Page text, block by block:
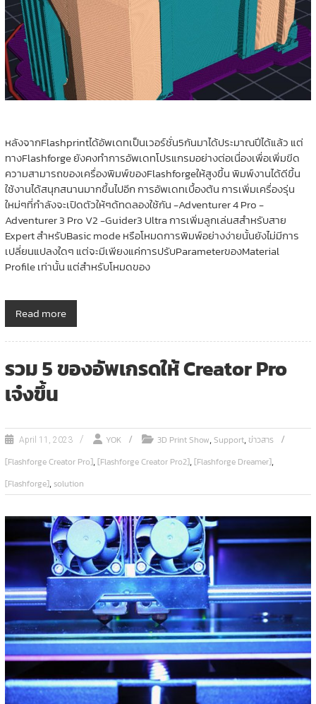
หลังจากFlashprintได้อัพเดทเป็นเวอร์ชั่น5กันมาได้ประมาณปีได้แล้ว แต่
ทางFlashforge ยังคงทำการอัพเดทโปรแกรมอย่างต่อเนื่องเพื่อเพิ่มขีด
ความสามารถของเครื่องพิมพ์ของFlashforgeให้สูงขึ้น พิมพ์งานได้ดีขึ้น
ใช้งานได้สนุกสนานมากขึ้นไปอีก การอัพเดทเบื้องต้น การเพิ่มเครื่องรุ่น
ใหม่ๆที่กำลังจะเปิดตัวให้ๆด้ทดลองใช้กัน -Adventurer 4 Pro -
Adventurer 3 Pro V2 -Guider3 Ultra การเพิ่มลูกเล่นสสำหรับสาย
Expert สำหรับBasic mode หรือโหมดการพิมพ์อย่างง่ายนั้นยังไม่มีการ
เปลี่ยนแปลงใดๆ แต่จะมีเพียงแค่การปรับParameterของMaterial
Profile เท่านั้น แต่สำหรับโหมดของ
Read more
รวม 5 ของอัพเกรดให้ Creator Pro
เจ๋งขึ้น
April 11, 2023 YOK 3D Print Show,Support,ข่าวสาร
[Flashforge Creator Pro],[Flashforge Creator Pro2],[Flashforge Dreamer],
[Flashforge],solution